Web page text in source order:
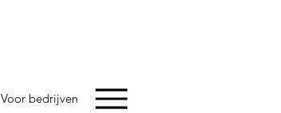
Voor bedrijven